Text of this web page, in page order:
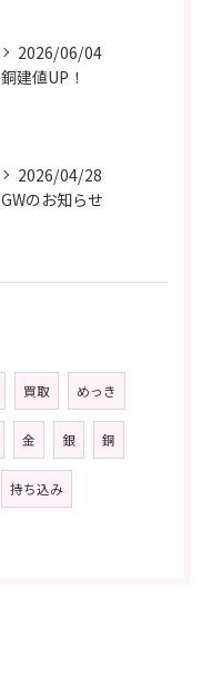
2026/06/04
銅建値UP！
2026/04/28
GWのお知らせ
買取 めっき
金 銀 銅
持ち込み